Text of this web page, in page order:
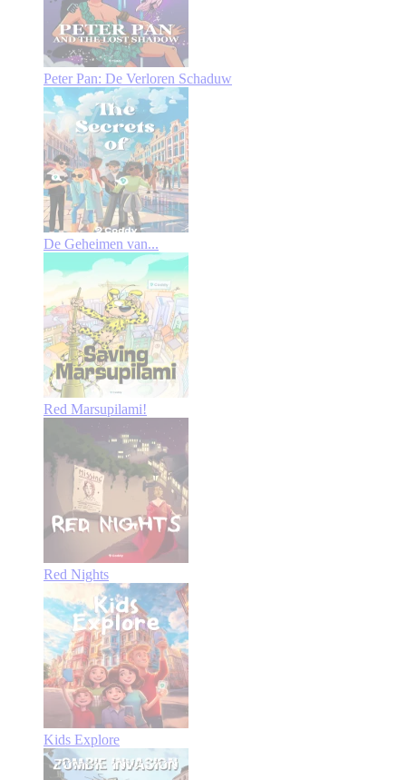
Peter Pan: De Verloren Schaduw
De Geheimen van...
Red Marsupilami!
Red Nights
Kids Explore